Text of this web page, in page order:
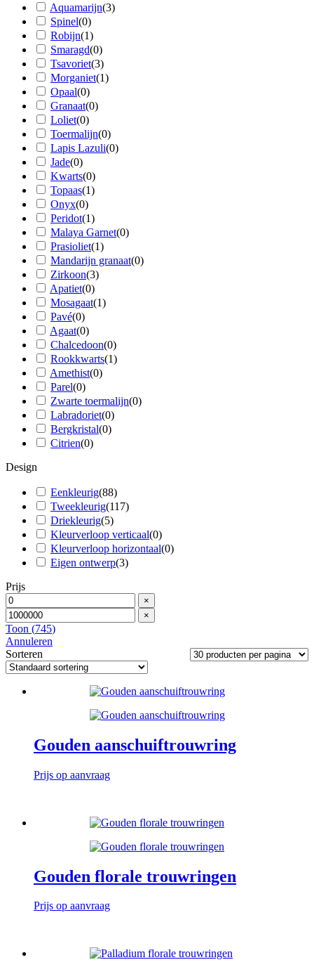
Aquamarijn(3)
Spinel(0)
Robijn(1)
Smaragd(0)
Tsavoriet(3)
Morganiet(1)
Opaal(0)
Granaat(0)
Loliet(0)
Toermalijn(0)
Lapis Lazuli(0)
Jade(0)
Kwarts(0)
Topaas(1)
Onyx(0)
Peridot(1)
Malaya Garnet(0)
Prasioliet(1)
Mandarijn granaat(0)
Zirkoon(3)
Apatiet(0)
Mosagaat(1)
Pavé(0)
Agaat(0)
Chalcedoon(0)
Rookkwarts(1)
Amethist(0)
Parel(0)
Zwarte toermalijn(0)
Labradoriet(0)
Bergkristal(0)
Citrien(0)
Design
Eenkleurig(88)
Tweekleurig(117)
Driekleurig(5)
Kleurverloop verticaal(0)
Kleurverloop horizontaal(0)
Eigen ontwerp(3)
Prijs
×
×
Toon (745)
Annuleren
Sorteren
Gouden aanschuiftrouwring
Prijs op aanvraag
Gouden florale trouwringen
Prijs op aanvraag